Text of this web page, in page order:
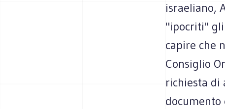
israeliano,
"ipocriti" gli
capire che
Consiglio
richiesta di
documento